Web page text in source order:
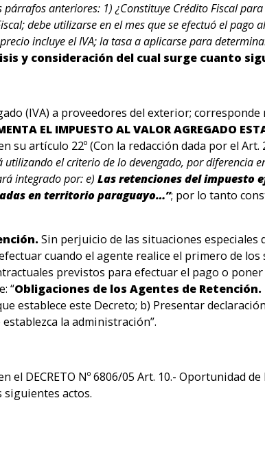
anteriores: 1) ¿Constituye Crédito Fiscal para
debe utilizarse en el mes que se efectuó el pago
incluye el IVA; la tasa a aplicarse para
y consideración del cual surge cuanto
(IVA) a proveedores del exterior;
EL IMPUESTO AL VALOR AGREGADO
su artículo 22º (Con la redacción dada por el Art.
utilizando el criterio de lo devengado, por diferencia
integrado por: e) Las retenciones del impuesto
en territorio paraguayo…”; por lo tanto
Sin perjuicio de las situaciones especiales
cuando el agente realice el primero de los
previstos para efectuar el pago o poner
“Obligaciones de los Agentes de Retención.
establece este Decreto; b) Presentar
la administración”.
DECRETO Nº 6806/05 Art. 10.- Oportunidad de
siguientes actos.